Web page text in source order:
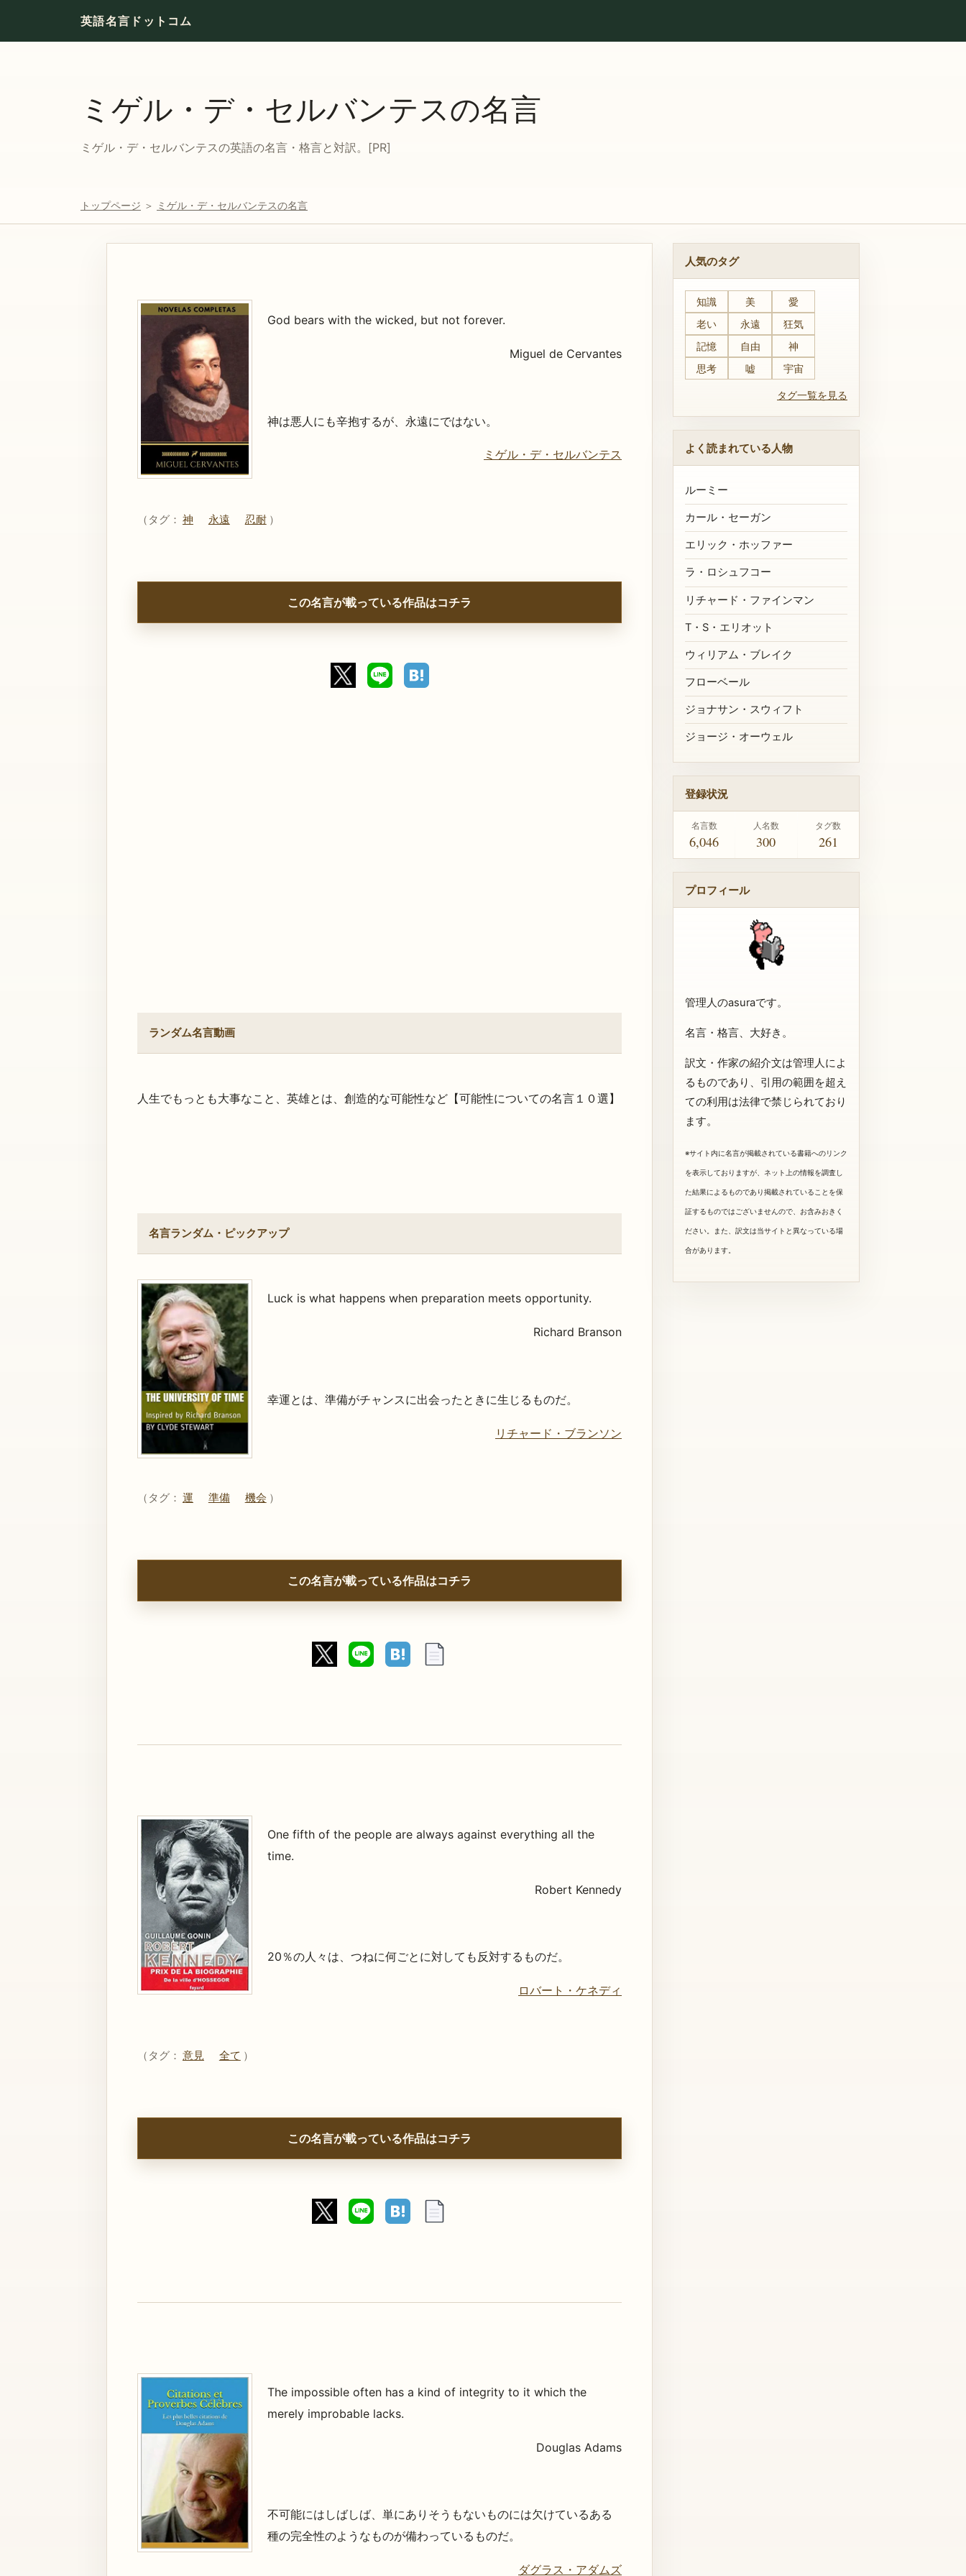
英語名言ドットコム
ミゲル・デ・セルバンテスの名言
ミゲル・デ・セルバンテスの英語の名言・格言と対訳。[PR]
トップページ ＞ ミゲル・デ・セルバンテスの名言
God bears with the wicked, but not forever.
Miguel de Cervantes
神は悪人にも辛抱するが、永遠にではない。
ミゲル・デ・セルバンテス
（タグ： 神 永遠 忍耐 ）
この名言が載っている作品はコチラ
ランダム名言動画
人生でもっとも大事なこと、英雄とは、創造的な可能性など【可能性についての名言１０選】
名言ランダム・ピックアップ
Luck is what happens when preparation meets opportunity.
Richard Branson
幸運とは、準備がチャンスに出会ったときに生じるものだ。
リチャード・ブランソン
（タグ： 運 準備 機会 ）
この名言が載っている作品はコチラ
One fifth of the people are always against everything all the
time.
Robert Kennedy
20％の人々は、つねに何ごとに対しても反対するものだ。
ロバート・ケネディ
（タグ： 意見 全て ）
この名言が載っている作品はコチラ
The impossible often has a kind of integrity to it which the
merely improbable lacks.
Douglas Adams
不可能にはしばしば、単にありそうもないものには欠けているある
種の完全性のようなものが備わっているものだ。
ダグラス・アダムズ
人気のタグ
知識 美
愛
老い
永遠
狂気
記憶
自由
神
思考
嘘 宇宙
タグ一覧を見る
よく読まれている人物
ルーミー
カール・セーガン
エリック・ホッファー
ラ・ロシュフコー
リチャード・ファインマン
T・S・エリオット
ウィリアム・ブレイク
フローベール
ジョナサン・スウィフト
ジョージ・オーウェル
登録状況
名言数
6,046
人名数
300
タグ数
261
プロフィール
管理人のasuraです。
名言・格言、大好き。
訳文・作家の紹介文は管理人によ
るものであり、引用の範囲を超え
ての利用は法律で禁じられており
ます。
※サイト内に名言が掲載されている書籍へのリンク
を表示しておりますが、ネット上の情報を調査し
た結果によるものであり掲載されていることを保
証するものではございませんので、お含みおきく
ださい。また、訳文は当サイトと異なっている場
合があります。